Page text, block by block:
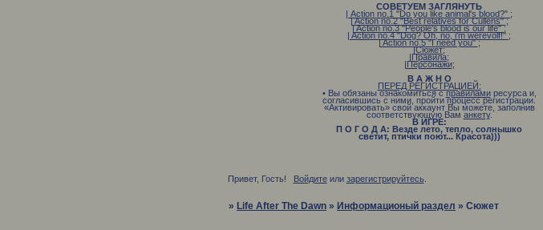
СОВЕТУЕМ ЗАГЛЯНУТЬ
| Action no.1 "Do you like animal's blood?" ;
| Action no.2 "Best relatives for Cullens";
| Action no.3 "People's blood is our life";
| Action no.4 "Dog? Oh, no, i'm werevolf!" ;
| Action no.5 "I need you";
|Сюжет;
|Правила;
|Персонажи;
В А Ж Н О
ПЕРЕД РЕГИСТРАЦИЕЙ:
• Вы обязаны ознакомиться справиламиресурса и,
согласившись с ними, пройти процесс регистрации.
«Активировать» свой аккаунт Вы можете, заполнив
соответствующую Вам анкету.
В ИГРЕ:
П О Г О Д А: Везде лето, тепло, солнышко
светит, птички поют... Красота)))
Привет, Гость! Войдитеили зарегистрируйтесь.
» Life After The Dawn » Информационый раздел »Сюжет